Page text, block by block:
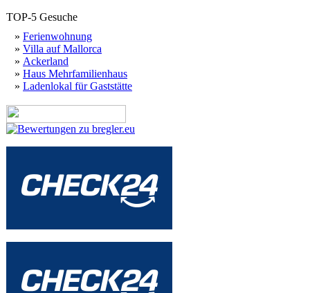
TOP-5 Gesuche
» Ferienwohnung
» Villa auf Mallorca
» Ackerland
» Haus Mehrfamilienhaus
» Ladenlokal für Gaststätte